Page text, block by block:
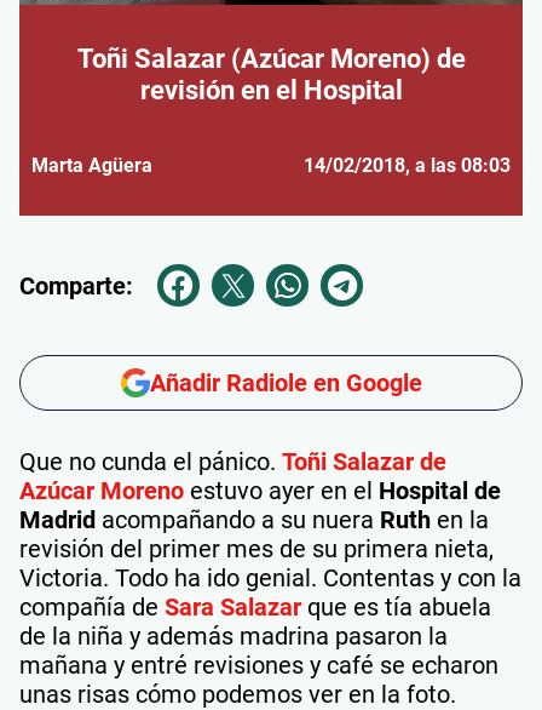
Toñi Salazar (Azúcar Moreno) de
revisión en el Hospital
Marta Agüera 14/02/2018, a las 08:03
Comparte:
Añadir Radiole en Google
Que no cunda el pánico. Toñi Salazar de
Azúcar Moreno estuvo ayer en el Hospital de
Madrid acompañando a su nuera Ruth en la
revisión del primer mes de su primera nieta,
Victoria. Todo ha ido genial. Contentas y con la
compañía de Sara Salazar que es tía abuela
de la niña y además madrina pasaron la
mañana y entré revisiones y café se echaron
unas risas cómo podemos ver en la foto.